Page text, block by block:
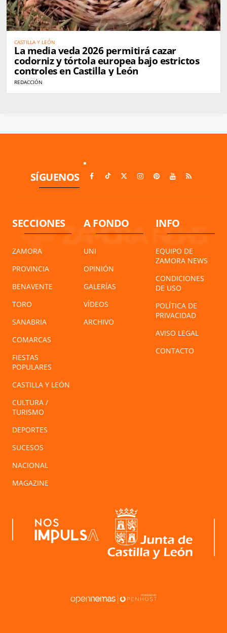
CASTILLA Y LEÓN
La media veda 2026 permitirá cazar
codorniz y tórtola europea bajo estrictos
controles en Castilla y León
REDACCIÓN
SÍGUENOS
SECCIONES
ZAMORA
PROVINCIA
BENAVENTE
TORO
SANABRIA
COMARCAS
FIESTAS
POPULARES
CASTILLA Y LEÓN
CULTURA /
TURISMO
DEPORTES
SUCESOS
NACIONAL
MAGAZINE
A FONDO
UNI
OPINIÓN
GALERÍAS
VÍDEOS
ARCHIVO
INFO
EQUIPO DE
ZAMORA NEWS
CONDICIONES
DE USO
POLÍTICA DE
PRIVACIDAD
AVISO LEGAL
CONTACTO